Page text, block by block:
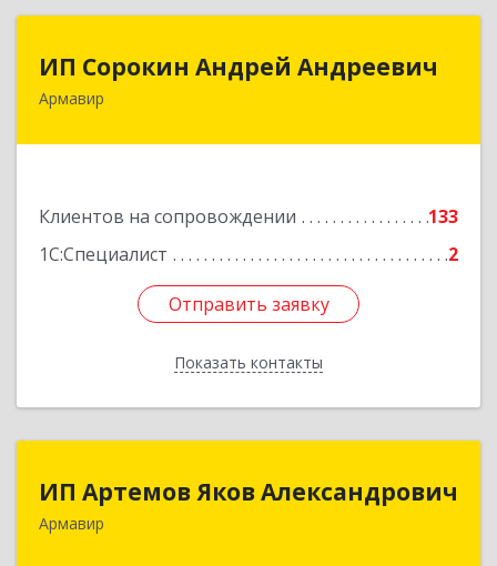
ИП Сорокин Андрей Андреевич
Армавир
Клиентов на сопровождении
133
1С:Специалист
2
Отправить заявку
Показать контакты
ИП Сорокин Андрей Андреевич
Отправить заявку
Назад
ИП Артемов Яков Александрович
Армавир